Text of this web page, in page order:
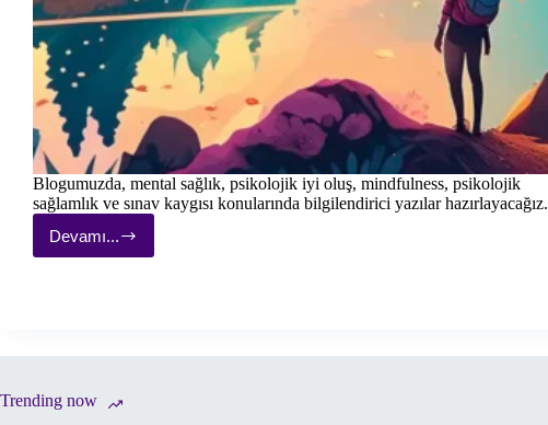
Blogumuzda, mental sağlık, psikolojik iyi oluş, mindfulness, psikolojik
sağlamlık ve sınav kaygısı konularında bilgilendirici yazılar hazırlayacağız.
Devamı...
Mental
Sağlık
Trending now